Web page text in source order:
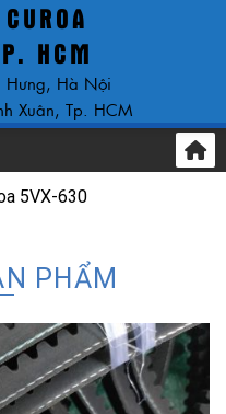
HCM
Hưng, Hà Nội
Xuân, Tp. HCM
5VX-630
PHẨM